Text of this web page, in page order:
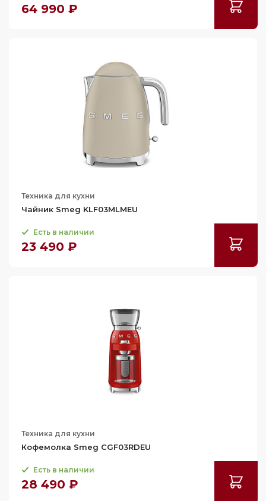
181.8
64 990 ₽
Техника для кухни
Чайник Smeg KLF03MLMEU
Есть в наличии
23 490 ₽
Техника для кухни
Кофемолка Smeg CGF03RDEU
Есть в наличии
28 490 ₽